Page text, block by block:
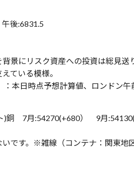
後:6831.5
景にリスク資産への投資は総見
ている模様。
本日時点予想計算値、ロンドン午
)銅 7月:54270(+680） 9月
です。※雑線（コンテナ：関東地